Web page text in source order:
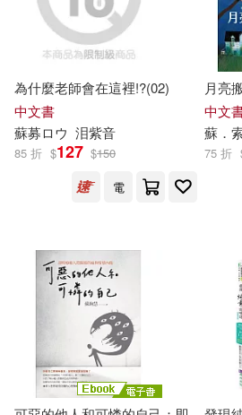
美國孩之寶公司(21)
蘇枕書(21) 蘇童(21)
蘇軾(21) 馬艷玲（主編
馮微焱(21)
星雲大師(20) 李延祜
林久美子(20) 笑江南
齊藤洋(20)
青島出版社(121)
ブティック社(120)
陝西師範大學出版社(119)
北京出版社(118)
湖南文藝出版社(118)
人民衛生出版社(116)
江西高校出版社(116)
為什麼老師會在這裡!?(02)
中文書
蘇募ロウ 泪紫音
85 折 $127 $150
電
月亮
中文
蘇 ．
75 折